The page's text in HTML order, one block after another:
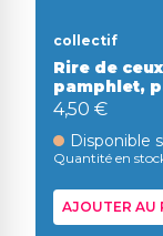
collectif
Rire de
pamphlet,
4,50 €
Disponible
Quantité en
AJOUTER AU